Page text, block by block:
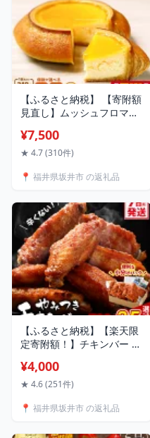
【ふるさと納税】 【寄附額
見直し】ムッシュフロマー
る内容量】 (約4.5号：直径
13cm) 【スイーツ お菓子
産 バウムクーヘン ギフト
菓子倶楽部】
¥7,500
★ 4.7 (310件)
📍 福井県坂井市 の返礼品
【ふるさと納税】【楽天限
定寄附額！】チキンバー 鶏
500g〜2.5kg チキン棒味付
き 500g 1kg 1.5kg 2.5kg
から揚げ チキン お惣菜 味
¥4,000
★ 4.6 (251件)
📍 福井県坂井市 の返礼品